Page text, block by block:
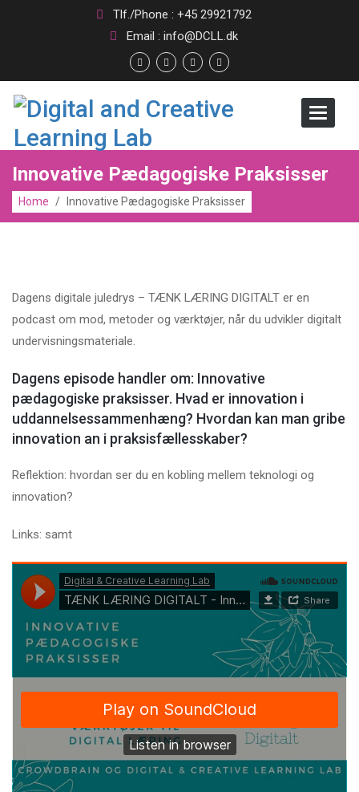
Tlf./Phone : +45 29921792
Email : info@DCLL.dk
Toggle
Innovative Pædagogiske Praksisser
Home / Innovative Pædagogiske Praksisser
Dagens digitale juledrys – TÆNK LÆRING DIGITALT er en
podcast om mod, metoder og værktøjer, når du udvikler digitalt
undervisningsmateriale.
Dagens episode handler om: Innovative
pædagogiske praksisser. Hvad er innovation i
uddannelsessammenhæng? Hvordan kan man gribe
innovation an i praksisfællesskaber?
Reflektion: hvordan ser du en kobling mellem teknologi og
innovation?
Links: samt